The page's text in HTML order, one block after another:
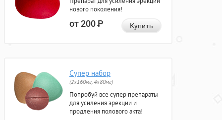
нового поколения!
от 200Р Купить
Супер набор
(2х160мг, 4х80мг)
Попробуй все супер препараты
для усиления эрекции и
продления полового акта!